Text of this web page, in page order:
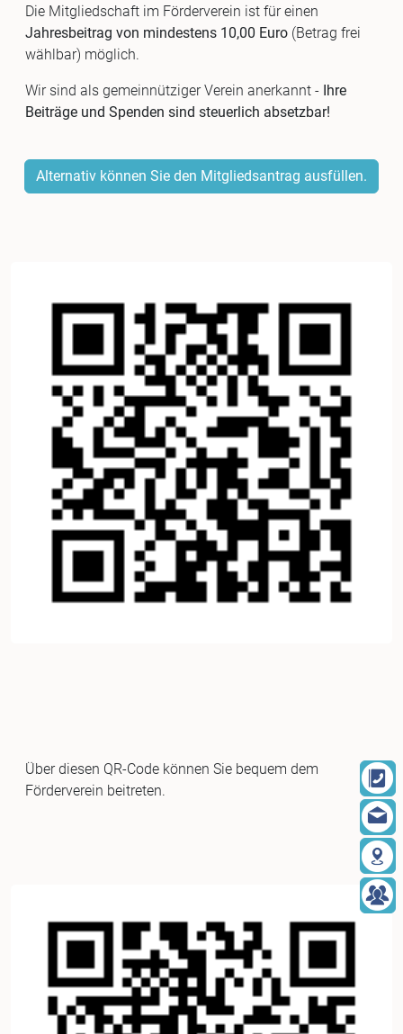
Die Mitgliedschaft im Förderverein ist für einen
Jahresbeitrag von mindestens 10,00 Euro (Betrag frei
wählbar) möglich.
Wir sind als gemeinnütziger Verein anerkannt - Ihre
Beiträge und Spenden sind steuerlich absetzbar!
Alternativ können Sie den Mitgliedsantrag ausfüllen.
Über diesen QR-Code können Sie bequem dem
Förderverein beitreten.